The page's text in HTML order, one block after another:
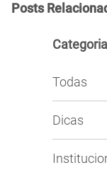
Posts
Todas
Dicas